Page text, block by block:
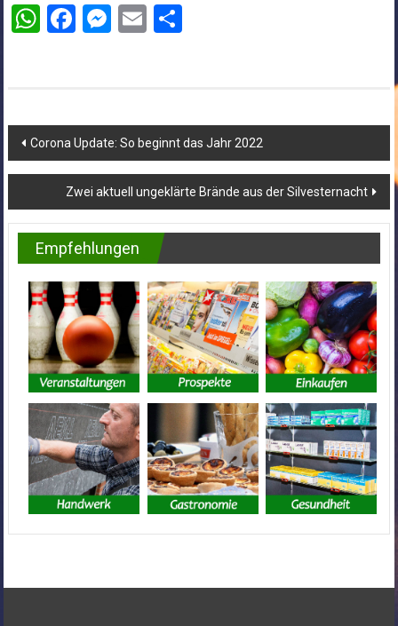
WhatsApp
Facebook
Messenger
EmailTeilen
Beitragsnavigation
Corona Update: So beginnt das Jahr 2022
Zwei aktuell ungeklärte Brände aus der Silvesternacht
Empfehlungen